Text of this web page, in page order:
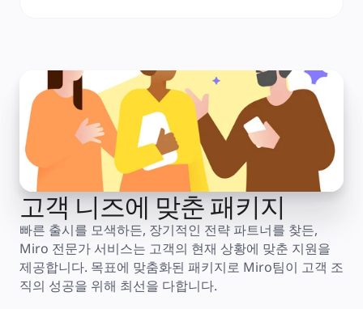
고객 니즈에 맞춘 패키지
빠른 출시를 모색하든, 장기적인 전략 파트너를 찾든,
Miro 전문가 서비스는 고객의 현재 상황에 맞춘 지원을
제공합니다. 목표에 맞춤화된 패키지로 Miro팀이 고객 조
직의 성공을 위해 최선을 다합니다.